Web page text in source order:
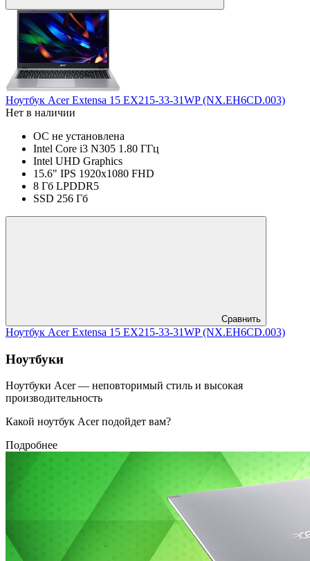
Ноутбук Acer Extensa 15 EX215-33-31WP (NX.EH6CD.003)
Нет в наличии
ОС не установлена
Intel Core i3 N305 1.80 ГГц
Intel UHD Graphics
15.6" IPS 1920x1080 FHD
8 Гб LPDDR5
SSD 256 Гб
Сравнить
Ноутбук Acer Extensa 15 EX215-33-31WP (NX.EH6CD.003)
Ноутбуки
Ноутбуки Acer — неповторимый стиль и высокая
производительность
Какой ноутбук Acer подойдет вам?
Подробнее